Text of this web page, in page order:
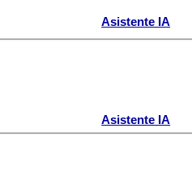
Asistente IA
Asistente IA